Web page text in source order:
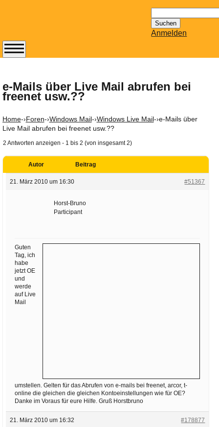
nach:
Anmelden
e-Mails über Live Mail abrufen bei
freenet usw.??
Home-›Foren-›Windows Mail-›Windows Live Mail-›e-Mails über
Live Mail abrufen bei freenet usw.??
2 Antworten anzeigen - 1 bis 2 (von insgesamt 2)
Autor Beitrag
21. März 2010 um 16:30 #51367
Horst-Bruno
Participant
Guten
Tag, ich
habe
jetzt OE
und
werde
auf Live
Mail
umstellen. Gelten für das Abrufen von e-mails bei freenet, arcor, t-
online die gleichen die gleichen Kontoeinstellungen wie für OE?
Danke im Voraus für eure Hilfe. Gruß Horstbruno
21. März 2010 um 16:32 #178877
Abonnieren Sie den
erscheinenden
Newsletter von
kostenlos.
Der ständig aktuelle
Tipps zu Thema
bereithält!
Wie z.B. Outlook,
GMail, Thunderbird
KuNoMail, usw.
E-Mail
E-Mail bestätigen